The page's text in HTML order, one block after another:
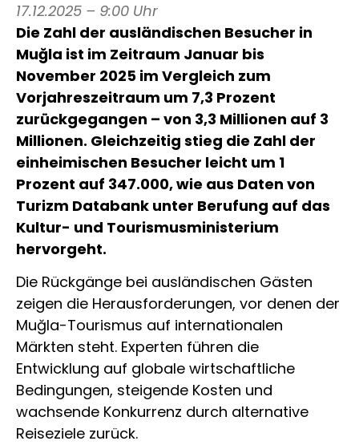
17.12.2025 – 9:00 Uhr
Die Zahl der ausländischen Besucher in
Muğla ist im Zeitraum Januar bis
November 2025 im Vergleich zum
Vorjahreszeitraum um 7,3 Prozent
zurückgegangen – von 3,3 Millionen auf 3
Millionen. Gleichzeitig stieg die Zahl der
einheimischen Besucher leicht um 1
Prozent auf 347.000, wie aus Daten von
Turizm Databank unter Berufung auf das
Kultur- und Tourismusministerium
hervorgeht.
Die Rückgänge bei ausländischen Gästen
zeigen die Herausforderungen, vor denen der
Muğla-Tourismus auf internationalen
Märkten steht. Experten führen die
Entwicklung auf globale wirtschaftliche
Bedingungen, steigende Kosten und
wachsende Konkurrenz durch alternative
Reiseziele zurück.